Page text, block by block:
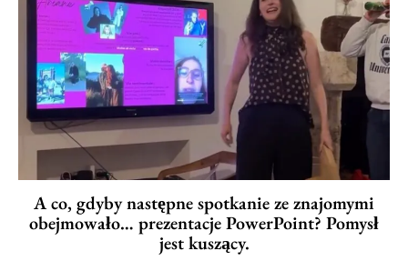
A co, gdyby następne spotkanie ze znajomymi
obejmowało… prezentacje PowerPoint? Pomysł
jest kuszący.